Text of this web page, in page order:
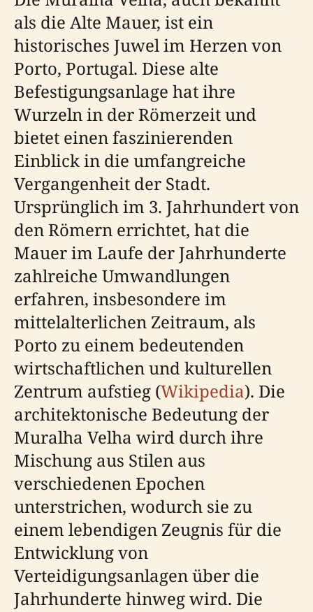
als die Alte Mauer, ist ein
historisches Juwel im Herzen von
Porto, Portugal. Diese alte
Befestigungsanlage hat ihre
Wurzeln in der Römerzeit und
bietet einen faszinierenden
Einblick in die umfangreiche
Vergangenheit der Stadt.
Ursprünglich im 3. Jahrhundert von
den Römern errichtet, hat die
Mauer im Laufe der Jahrhunderte
zahlreiche Umwandlungen
erfahren, insbesondere im
mittelalterlichen Zeitraum, als
Porto zu einem bedeutenden
wirtschaftlichen und kulturellen
Zentrum aufstieg (Wikipedia). Die
architektonische Bedeutung der
Muralha Velha wird durch ihre
Mischung aus Stilen aus
verschiedenen Epochen
unterstrichen, wodurch sie zu
einem lebendigen Zeugnis für die
Entwicklung von
Verteidigungsanlagen über die
Jahrhunderte hinweg wird. Die